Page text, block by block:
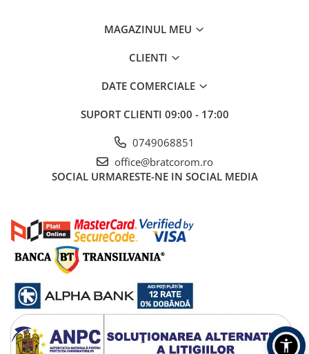
Suruburi, dibluri si accesorii
Aplice si plafoniere
Lustre si pendule
Spoturi
Accesorii corpuri de iluminat
Lampi de veghe copii
Proiectoare
Veioze si lampi
MAGAZINUL MEU
CLIENTI
DATE COMERCIALE
SUPORT CLIENTI 09:00 - 17:00
0749068851
office@bratcorom.ro
SOCIAL URMARESTE-NE IN SOCIAL MEDIA